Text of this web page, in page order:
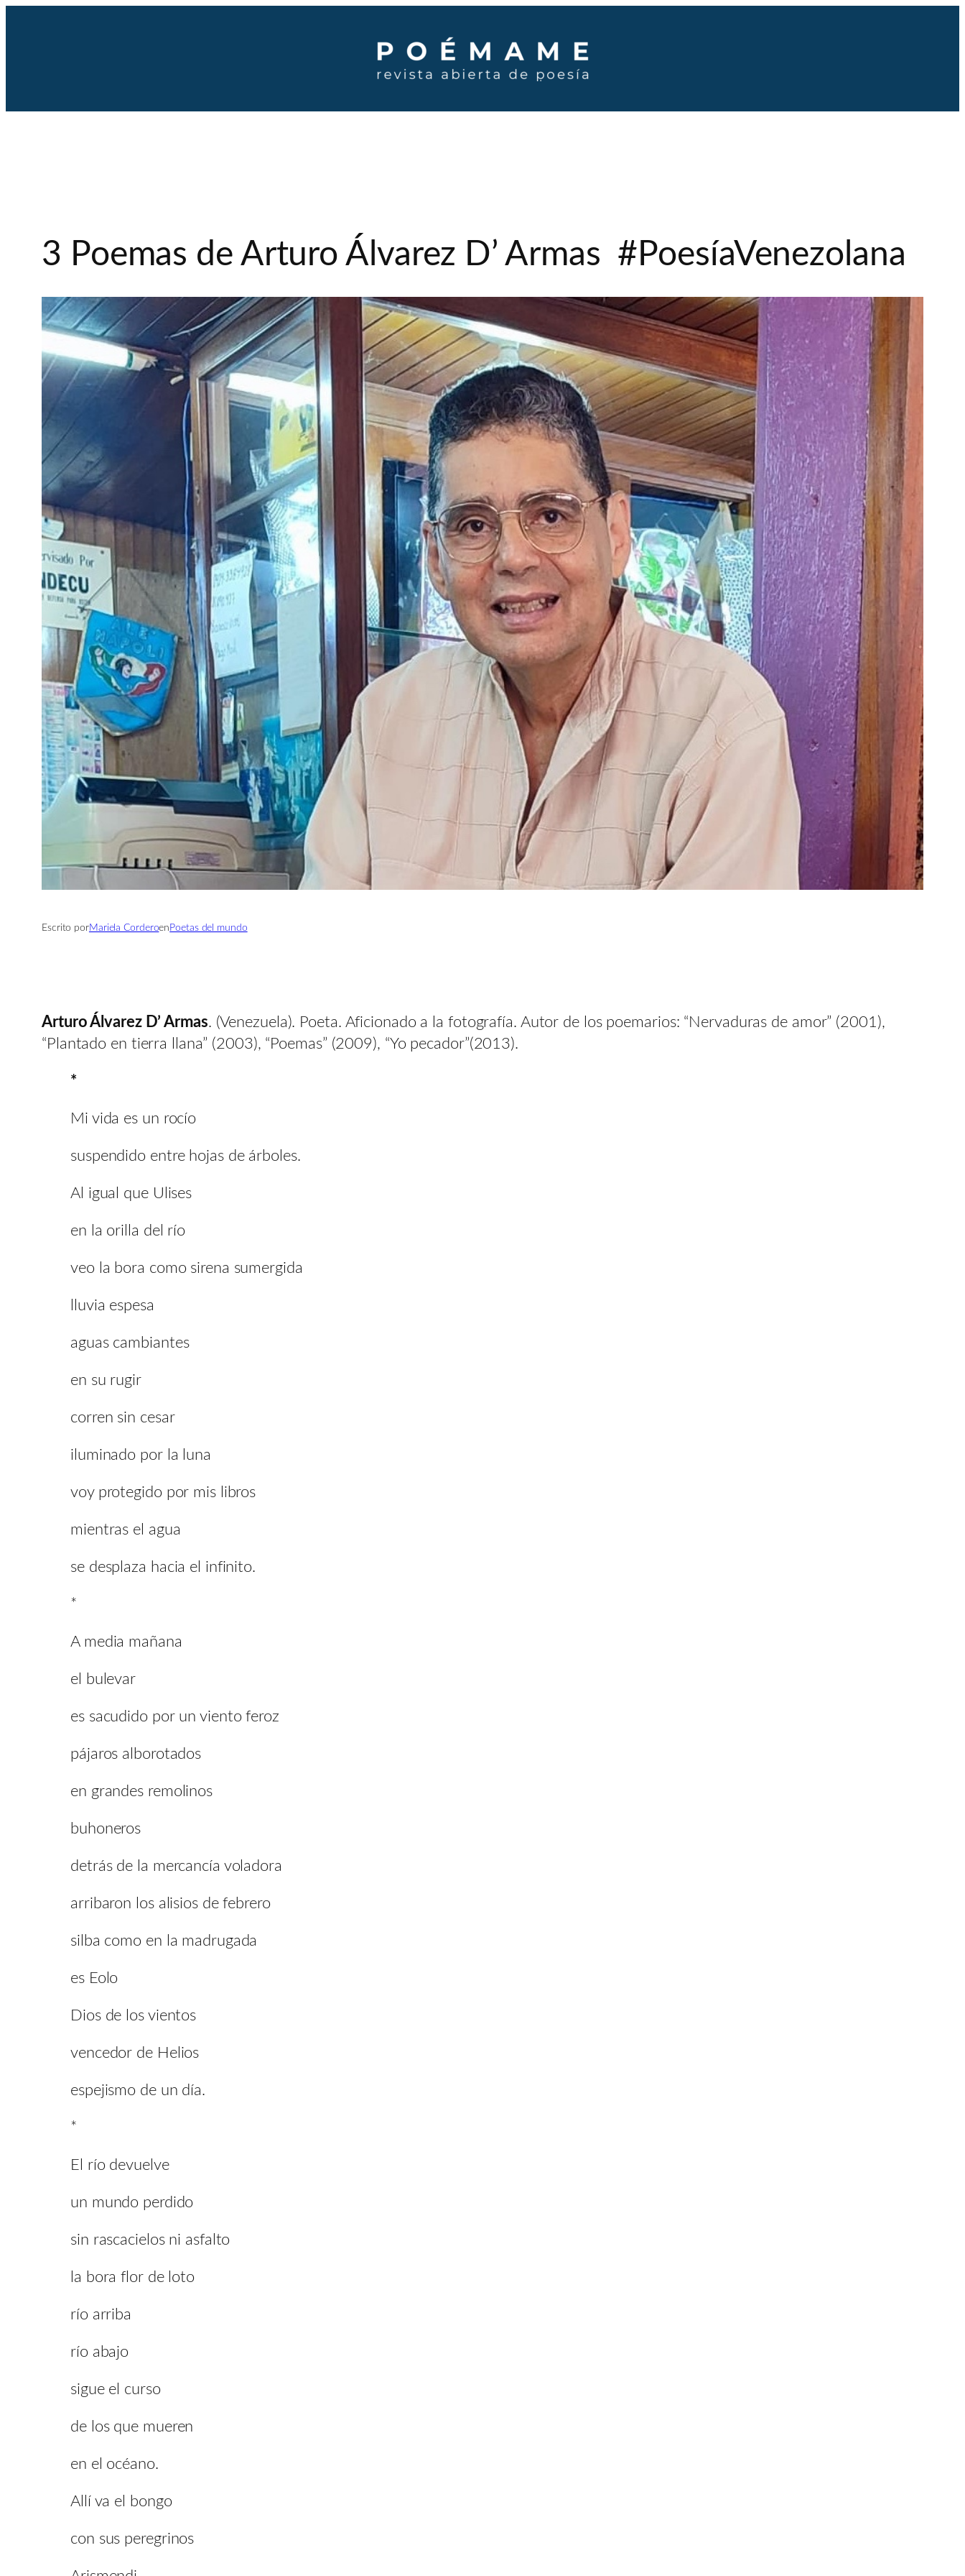
3 Poemas de Arturo Álvarez D’ Armas #PoesíaVenezolana
Escrito porMariela Corderoen Poetas del mundo
Arturo Álvarez D’ Armas. (Venezuela). Poeta. Aficionado a la fotografía. Autor de los poemarios: “Nervaduras de amor” (2001),
“Plantado en tierra llana” (2003), “Poemas” (2009), “Yo pecador”(2013).
*
Mi vida es un rocío
suspendido entre hojas de árboles.
Al igual que Ulises
en la orilla del río
veo la bora como sirena sumergida
lluvia espesa
aguas cambiantes
en su rugir
corren sin cesar
iluminado por la luna
voy protegido por mis libros
mientras el agua
se desplaza hacia el infinito.
*
A media mañana
el bulevar
es sacudido por un viento feroz
pájaros alborotados
en grandes remolinos
buhoneros
detrás de la mercancía voladora
arribaron los alisios de febrero
silba como en la madrugada
es Eolo
Dios de los vientos
vencedor de Helios
espejismo de un día.
*
El río devuelve
un mundo perdido
sin rascacielos ni asfalto
la bora flor de loto
río arriba
río abajo
sigue el curso
de los que mueren
en el océano.
Allí va el bongo
con sus peregrinos